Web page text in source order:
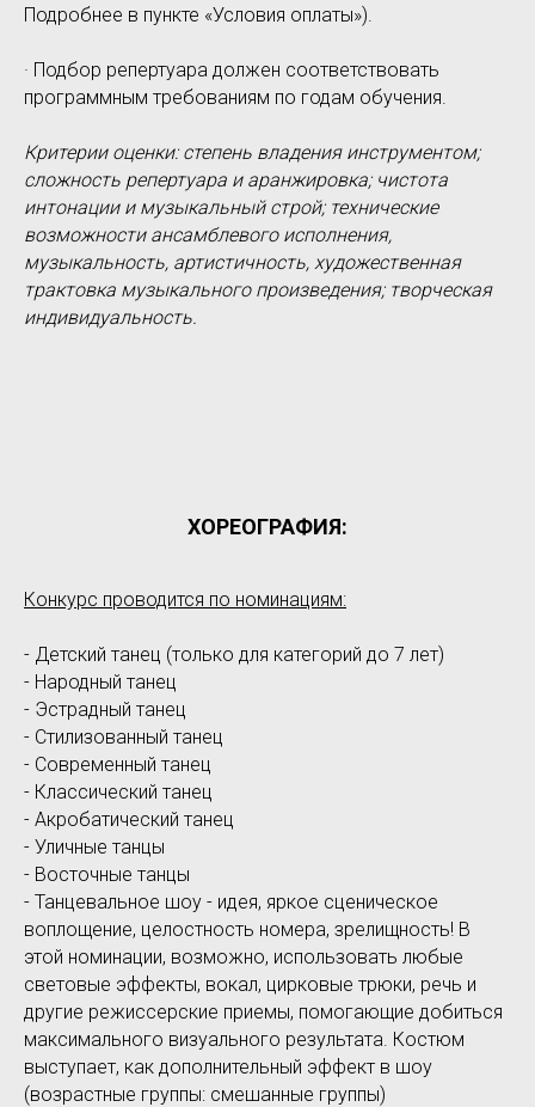
Подробнее в пункте «Условия оплаты»).
· Подбор репертуара должен соответствовать
программным требованиям по годам обучения.
Критерии оценки: степень владения инструментом;
сложность репертуара и аранжировка; чистота
интонации и музыкальный строй; технические
возможности ансамблевого исполнения,
музыкальность, артистичность, художественная
трактовка музыкального произведения; творческая
индивидуальность.
ХОРЕОГРАФИЯ:
Конкурс проводится по номинациям:
- Детский танец (только для категорий до 7 лет)
- Народный танец
- Эстрадный танец
- Стилизованный танец
- Современный танец
- Классический танец
- Акробатический танец
- Уличные танцы
- Восточные танцы
- Танцевальное шоу - идея, яркое сценическое
воплощение, целостность номера, зрелищность! В
этой номинации, возможно, использовать любые
световые эффекты, вокал, цирковые трюки, речь и
другие режиссерские приемы, помогающие добиться
максимального визуального результата. Костюм
выступает, как дополнительный эффект в шоу
(возрастные группы: смешанные группы)